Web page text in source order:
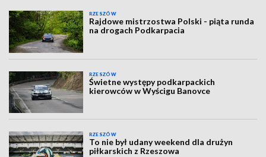
RZESZÓW
Rajdowe mistrzostwa Polski - piąta runda
na drogach Podkarpacia
RZESZÓW
Świetne występy podkarpackich
kierowców w Wyścigu Banovce
RZESZÓW
To nie był udany weekend dla drużyn
piłkarskich z Rzeszowa